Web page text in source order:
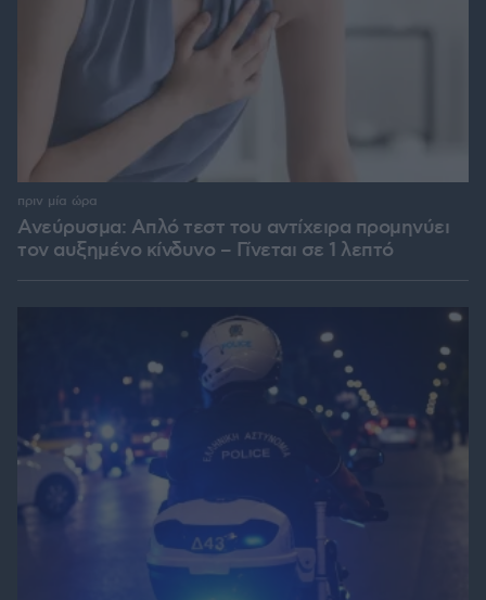
Ανεύρυσμα: Απλό τεστ του αντίχειρα προμηνύει
τον αυξημένο κίνδυνο – Γίνεται σε 1 λεπτό
πριν μία ώρα